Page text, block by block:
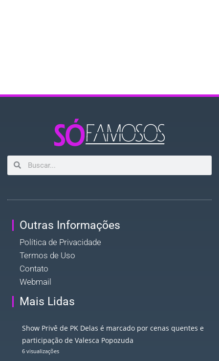
Outras Informações
Política de Privacidade
Termos de Uso
Contato
Webmail
Mais Lidas
Show Privê de PK Delas é marcado por cenas quentes e
participação de Valesca Popozuda
6 visualizações